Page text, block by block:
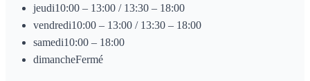
jeudi10:00 – 13:00 / 13:30 – 18:00
vendredi10:00 – 13:00 / 13:30 – 18:00
samedi10:00 – 18:00
dimancheFermé